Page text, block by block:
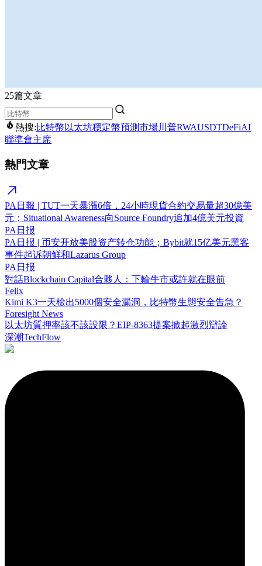
25篇文章
熱搜:比特幣 以太坊穩定幣預測市場川普RWAUSDTDeFiAI
聯準會主席
熱門文章
PA日報 | TUT一天暴漲6倍，24小時現貨合約交易量超30億美
元；Situational Awareness向Source Foundry追加4億美元投資
PA日报
PA日报 | 币安开放美股资产转仓功能；Bybit就15亿美元黑客
事件起诉朝鲜和Lazarus Group
PA日报
對話Blockchain Capital合夥人：下輪牛市或許就在眼前
Felix
Kimi K3一天檢出5000個安全漏洞，比特幣生態安全告急？
Foresight News
以太坊質押率該不該設限？EIP-8363提案掀起激烈辯論
深潮TechFlow